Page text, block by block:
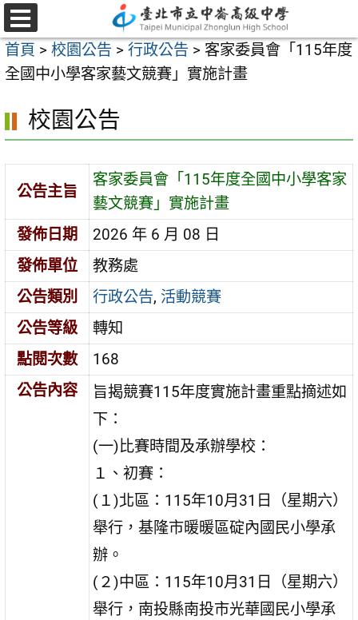
跳
至
主
要
容
選
單
首頁 > 校園公告 > 行政公告 > 客家委員會「115年度
全國中小學客家藝文競賽」實施計畫
校園公告
公告主旨
客家委員會「115年度全國中小學客家
藝文競賽」實施計畫
發佈日期
2026 年 6 月 08 日
發佈單位
教務處
公告類別
行政公告, 活動競賽
公告等級
轉知
點閱次數
168
公告內容
旨揭競賽115年度實施計畫重點摘述如
下：
(一)比賽時間及承辦學校：
１、初賽：
(１)北區：115年10月31日（星期六）
舉行，基隆市暖暖區碇內國民小學承
辦。
(２)中區：115年10月31日（星期六）
舉行，南投縣南投市光華國民小學承